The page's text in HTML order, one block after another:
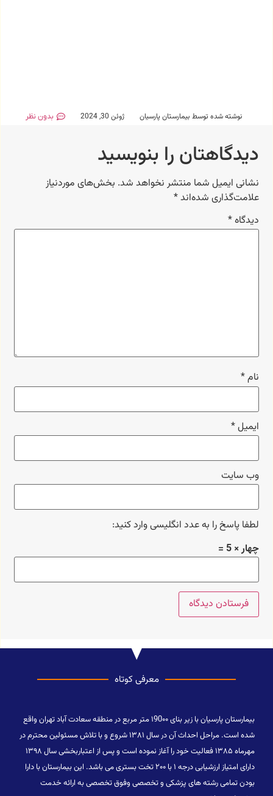
نوشته شده توسط بیمارستان پارسیان ژوئن 30, 2024 بدون نظر
دیدگاهتان را بنویسید
نشانی ایمیل شما منتشر نخواهد شد. بخش‌های موردنیاز
علامت‌گذاری شده‌اند*
دیدگاه*
نام*
ایمیل*
وب‌ سایت
لطفا پاسخ را به عدد انگلیسی وارد کنید:
چهار × 5 =
معرفی کوتاه
بیمارستان پارسیان با زیر بنای ۱90۰۰ متر مربع در منطقه سعادت آباد تهران واقع
شده است. مراحل احداث آن در سال ۱۳۸۱ شروع و با تلاش مسئولین محترم در
مهرماه ۱۳۸۵ فعالیت خود را آغاز نموده است و پس از اعتباربخشی سال ۱۳۹۸
دارای امتیاز ارزشیابی درجه ۱ با ۲۰۰ تخت بستری می باشد. این بیمارستان با دارا
بودن تمامی رشته های پزشکی و تخصصی وفوق تخصصی به ارائه خدمت